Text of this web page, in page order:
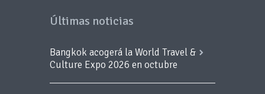
Últimas noticias
Bangkok acogerá la World Travel &
Culture Expo 2026 en octubre